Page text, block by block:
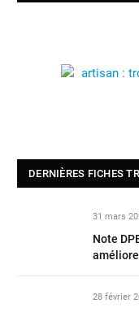
DERNIÈRES FICHES
31 mars
Note
28 février